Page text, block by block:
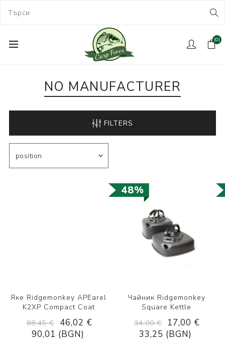
(0)
NO MANUFACTURER
FILTERS
48%
Яке Ridgemonkey APEarel
K2XP Compact Coat
88,45 €
46,02 €
90,01 (BGN)
Чайник Ridgemonkey
Square Kettle
34,00 €
17,00 €
33,25 (BGN)